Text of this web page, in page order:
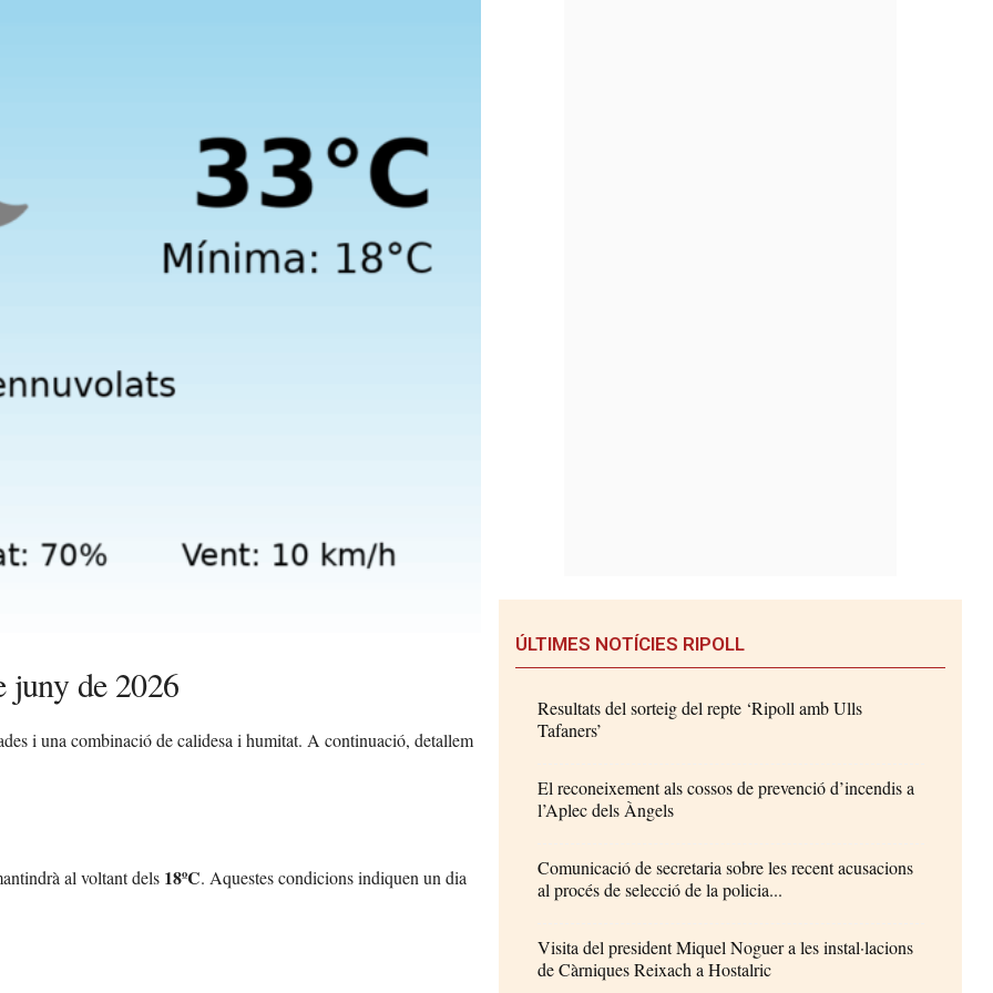
juny de 2026
i una combinació de calidesa i humitat. A continuació, detallem
al voltant dels 18ºC. Aquestes condicions indiquen un dia
ÚLTIMES NOTÍCIES RIPOLL
Resultats del sorteig del repte ‘Ripoll amb Ulls
Tafaners’
El reconeixement als cossos de prevenció d’incendis a
l’Aplec dels Àngels
Comunicació de secretaria sobre les recent acusacions
al procés de selecció de la policia...
Visita del president Miquel Noguer a les instal·lacions
de Càrniques Reixach a Hostalric